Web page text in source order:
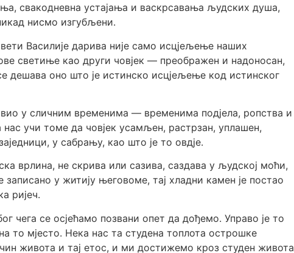
свакодневна устајања и васкрсавања људских душа,
нисмо изгубљени.
Василије дарива није само исцјељење наших
светиње као други човјек — преображен и надоносан,
дешава оно што је истинско исцјељење код истинског
у сличним временима — временима подјела, ропства и
учи томе да човјек усамљен, растрзан, уплашен,
у сабрању, као што је то овдје.
врлина, не скрива или сазива, саздава у људској моћи,
у житију његовоме, тај хладни камен је постао
ријеч.
чега се осјећамо позвани опет да дођемо. Управо је то
то мјесто. Нека нас та студена топлота острошке
живота и тај етос, и ми достижемо кроз студен живота